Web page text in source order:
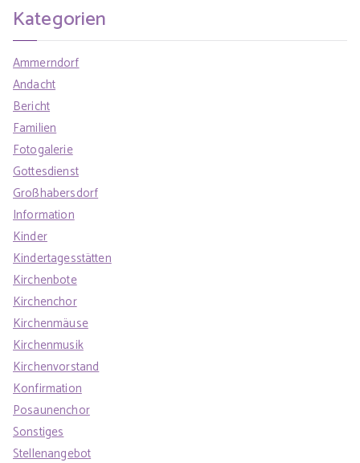
Kategorien
Ammerndorf
Andacht
Bericht
Familien
Fotogalerie
Gottesdienst
Großhabersdorf
Information
Kinder
Kindertagesstätten
Kirchenbote
Kirchenchor
Kirchenmäuse
Kirchenmusik
Kirchenvorstand
Konfirmation
Posaunenchor
Sonstiges
Stellenangebot